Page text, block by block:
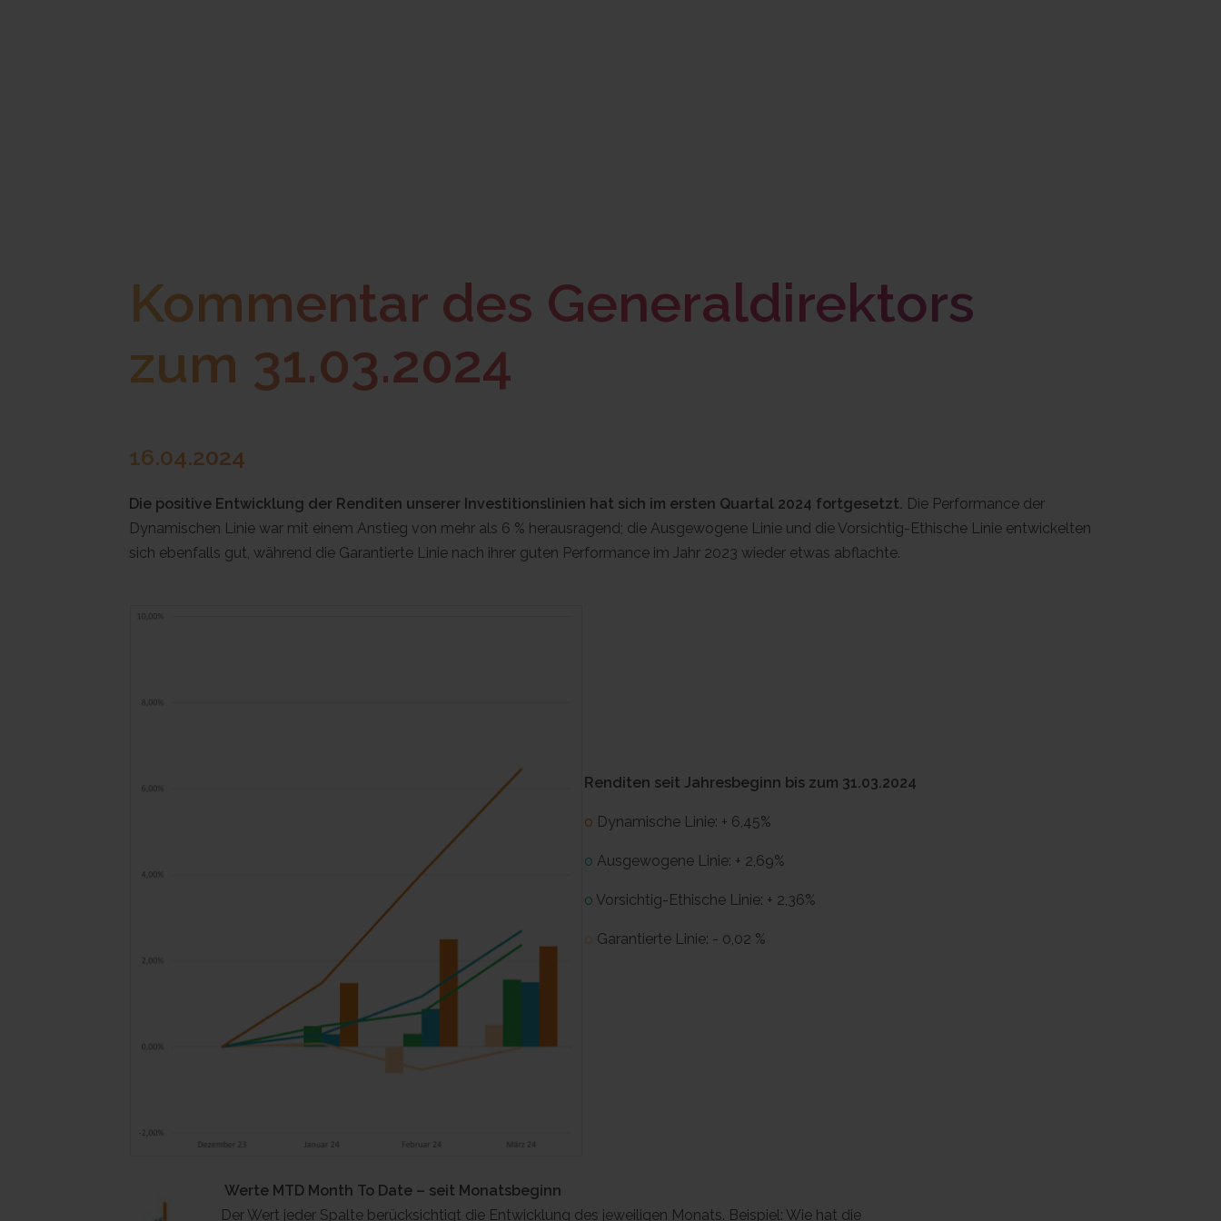
Kommentar des Generaldirektors
zum 31.03.2024
16.04.2024
Die positive Entwicklung der Renditen unserer Investitionslinien hat sich im ersten Quartal 2024 fortgesetzt. Die Performance der
Dynamischen Linie war mit einem Anstieg von mehr als 6 % herausragend; die Ausgewogene Linie und die Vorsichtig-Ethische Linie entwickelten
sich ebenfalls gut, während die Garantierte Linie nach ihrer guten Performance im Jahr 2023 wieder etwas abflachte.
Renditen seit Jahresbeginn bis zum 31.03.2024
o Dynamische Linie: + 6,45%
o Ausgewogene Linie: + 2,69%
o Vorsichtig-Ethische Linie: + 2,36%
Garantierte Linie: - 0,02 %
Werte MTD Month To Date – seit Monatsbeginn
Der Wert jeder Spalte berücksichtigt die Entwicklung des jeweiligen Monats. Beispiel: Wie hat die